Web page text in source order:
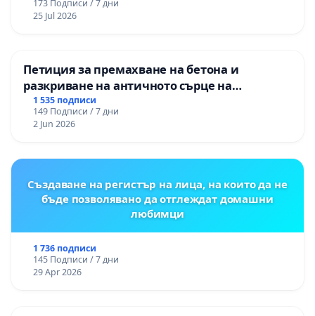
173 Подписи / 7 дни
25 Jul 2026
Петиция за премахване на бетона и
разкриване на античното сърце на
Могиланската могила във Враца
1 535 подписи
149 Подписи / 7 дни
2 Jun 2026
Създаване на регистър на лица, на които да не
бъде позволявано да отглеждат домашни
любимци
1 736 подписи
145 Подписи / 7 дни
29 Apr 2026